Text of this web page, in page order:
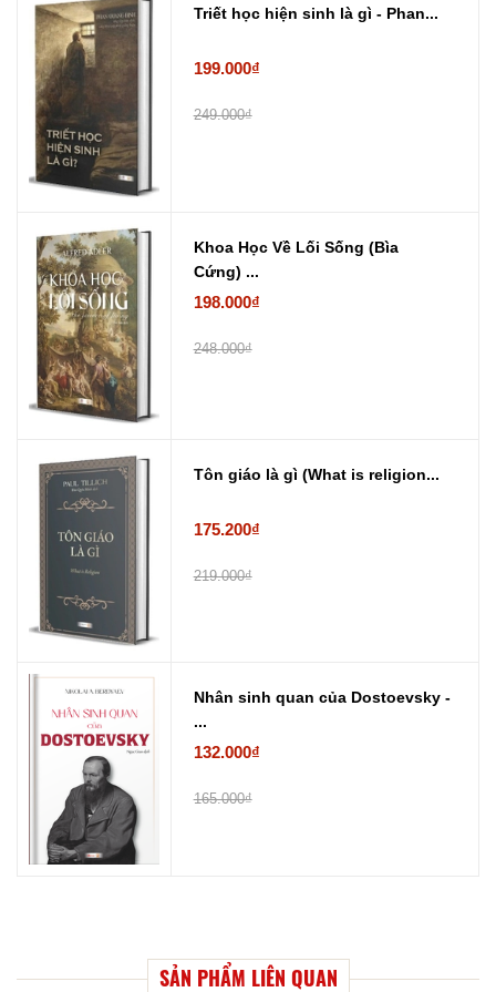
Triết học hiện sinh là gì - Phan...
199.000₫
249.000₫
Khoa Học Về Lối Sống (Bìa
Cứng) ...
198.000₫
248.000₫
Tôn giáo là gì (What is religion...
175.200₫
219.000₫
Nhân sinh quan của Dostoevsky -
...
132.000₫
165.000₫
SẢN PHẨM LIÊN QUAN